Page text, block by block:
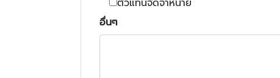
ตัวแทนจัดจำหน่าย
อื่นๆ